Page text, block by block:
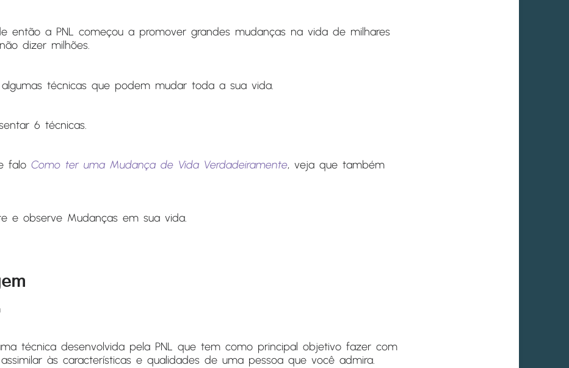
então a PNL começou a promover grandes mudanças na vida de milhares
dizer milhões.
técnicas que podem mudar toda a sua vida.
6 técnicas.
falo Como ter uma Mudança de Vida Verdadeiramente, veja que também
e observe Mudanças em sua vida.
técnica desenvolvida pela PNL que tem como principal objetivo fazer com
às características e qualidades de uma pessoa que você admira.